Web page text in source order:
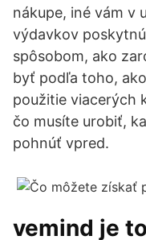
nákupe, iné vám v
výdavkov
spôsobom, ako
byť podľa toho,
použitie viacerých
čo musíte urobiť,
pohnúť vpred.
vemind je